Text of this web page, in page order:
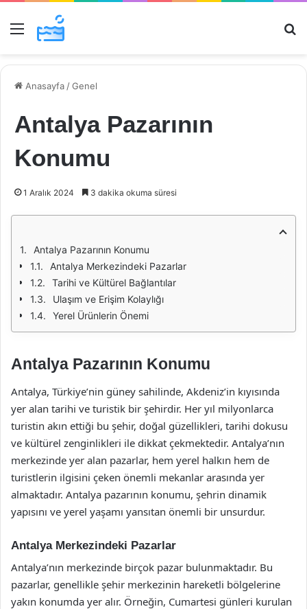
Menü
Anasayfa /Genel
Antalya Pazarının
Konumu
1 Aralık 2024 3 dakika okuma süresi
Antalya Pazarının Konumu
Antalya Merkezindeki Pazarlar
Tarihi ve Kültürel Bağlantılar
Ulaşım ve Erişim Kolaylığı
Yerel Ürünlerin Önemi
Antalya Pazarının Konumu
Antalya, Türkiye’nin güney sahilinde, Akdeniz’in kıyısında
yer alan tarihi ve turistik bir şehirdir. Her yıl milyonlarca
turistin akın ettiği bu şehir, doğal güzellikleri, tarihi dokusu
ve kültürel zenginlikleri ile dikkat çekmektedir. Antalya’nın
merkezinde yer alan pazarlar, hem yerel halkın hem de
turistlerin ilgisini çeken önemli mekanlar arasında yer
almaktadır. Antalya pazarının konumu, şehrin dinamik
yapısını ve yerel yaşamı yansıtan önemli bir unsurdur.
Antalya Merkezindeki Pazarlar
Antalya’nın merkezinde birçok pazar bulunmaktadır. Bu
pazarlar, genellikle şehir merkezinin hareketli bölgelerine
yakın konumda yer alır. Örneğin, Cumartesi günleri kurulan